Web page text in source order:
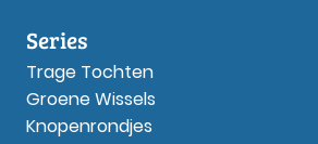
Series
Trage Tochten
Groene Wissels
Knopenrondjes